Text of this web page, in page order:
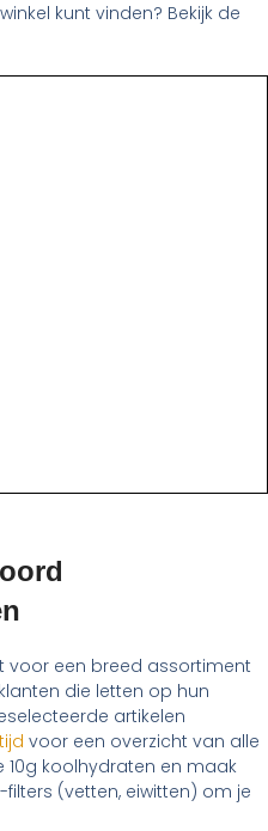
kunt vinden? Bekijk de
voor een breed assortiment
die letten op hun
artikelen
voor een overzicht van alle
10g koolhydraten en maak
(vetten, eiwitten) om je